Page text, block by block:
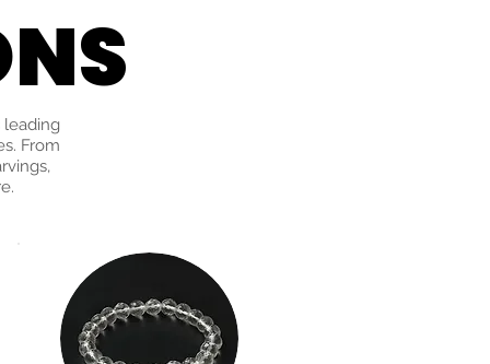
leading
From